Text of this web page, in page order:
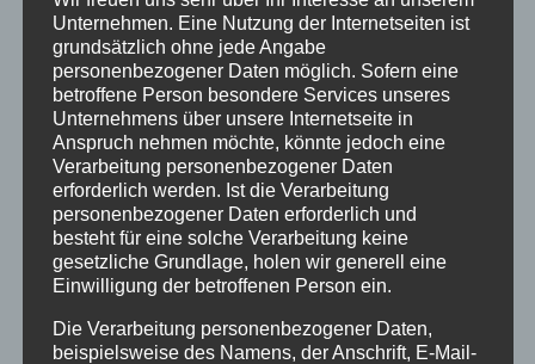
und auf der Isnyer Schloßweihnacht Mittwoch...
Neueste Beiträge
Geschenkgutscheine
Alpgäuer Brozeitbrettchen Treue Aktion
Unterschiedliche Brotzeitbretter mit
Wunschgravur
Unternehmen. Eine Nutzung der Internetseiten ist
grundsätzlich ohne jede Angabe
personenbezogener Daten möglich. Sofern eine
betroffene Person besondere Services unseres
Unternehmens über unsere Internetseite in
Anspruch nehmen möchte, könnte jedoch eine
Verarbeitung personenbezogener Daten
erforderlich werden. Ist die Verarbeitung
personenbezogener Daten erforderlich und
besteht für eine solche Verarbeitung keine
gesetzliche Grundlage, holen wir generell eine
Einwilligung der betroffenen Person ein.
Die Verarbeitung personenbezogener Daten,
beispielsweise des Namens, der Anschrift, E-Mail-